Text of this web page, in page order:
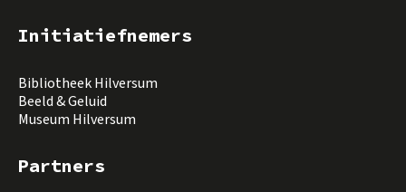
Initiatiefnemers
Bibliotheek Hilversum
Beeld & Geluid
Museum Hilversum
Partners